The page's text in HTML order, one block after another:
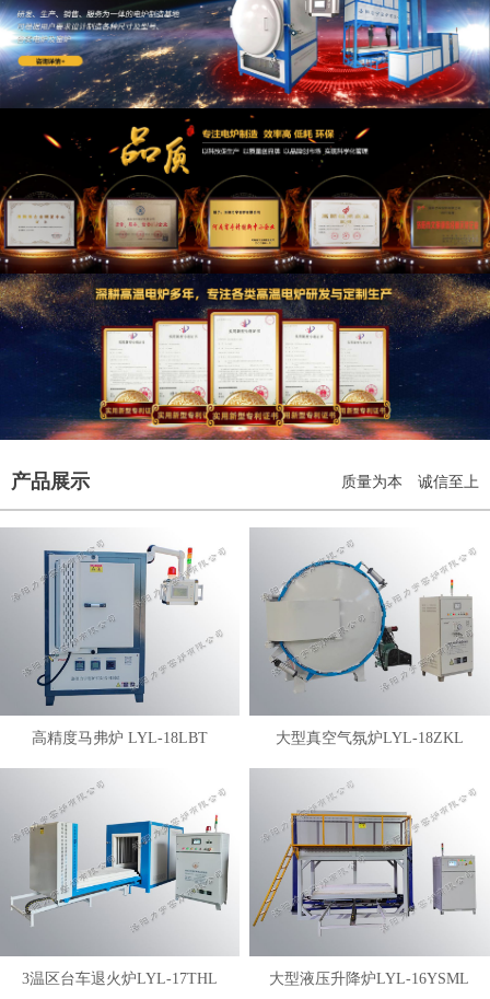
产品展示 质量为本 诚信至上
高精度马弗炉 LYL-18LBT 大型真空气氛炉LYL-18ZKL
3温区台车退火炉LYL-17THL 大型液压升降炉LYL-16YSML